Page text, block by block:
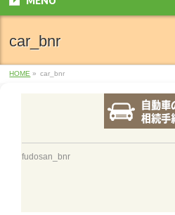
car_bnr
HOME » car_bnr
fudosan_bnr